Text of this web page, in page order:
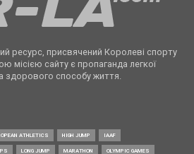
ресурс, присвячений Королеві спорту
місією сайту є пропаганда легкої
здорового способу життя.
ATHLETICS HIGH JUMP IAAF
LONG JUMP MARATHON OLYMPIC GAMES